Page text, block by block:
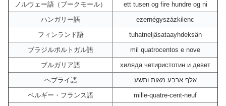
ノルウェー語（ブークモール）
ett tusen og fire hundre og ni
ハンガリー語
ezernégyszázkilenc
フィンランド語
tuhatneljäsataayhdeksän
ブラジルポルトガル語
mil quatrocentos e nove
ブルガリア語
хиляда четиристотин и девет
ヘブライ語
אלף ארבע מאות ותשע
ベルギー・フランス語
mille-quatre-cent-neuf